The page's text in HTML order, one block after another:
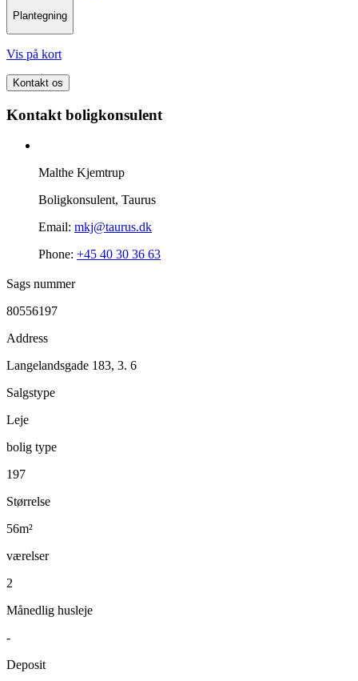
Plantegning
Vis på kort
Kontakt os
Kontakt boligkonsulent
Malthe Kjemtrup
Boligkonsulent, Taurus
Email: mkj@taurus.dk
Phone: +45 40 30 36 63
Sags nummer
80556197
Address
Langelandsgade 183, 3. 6
Salgstype
Leje
bolig type
197
Størrelse
56m²
værelser
2
Månedlig husleje
-
Deposit